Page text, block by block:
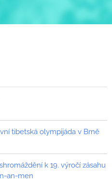
tibetská olympijáda v Brně
k 19. výročí zásahu
an-men